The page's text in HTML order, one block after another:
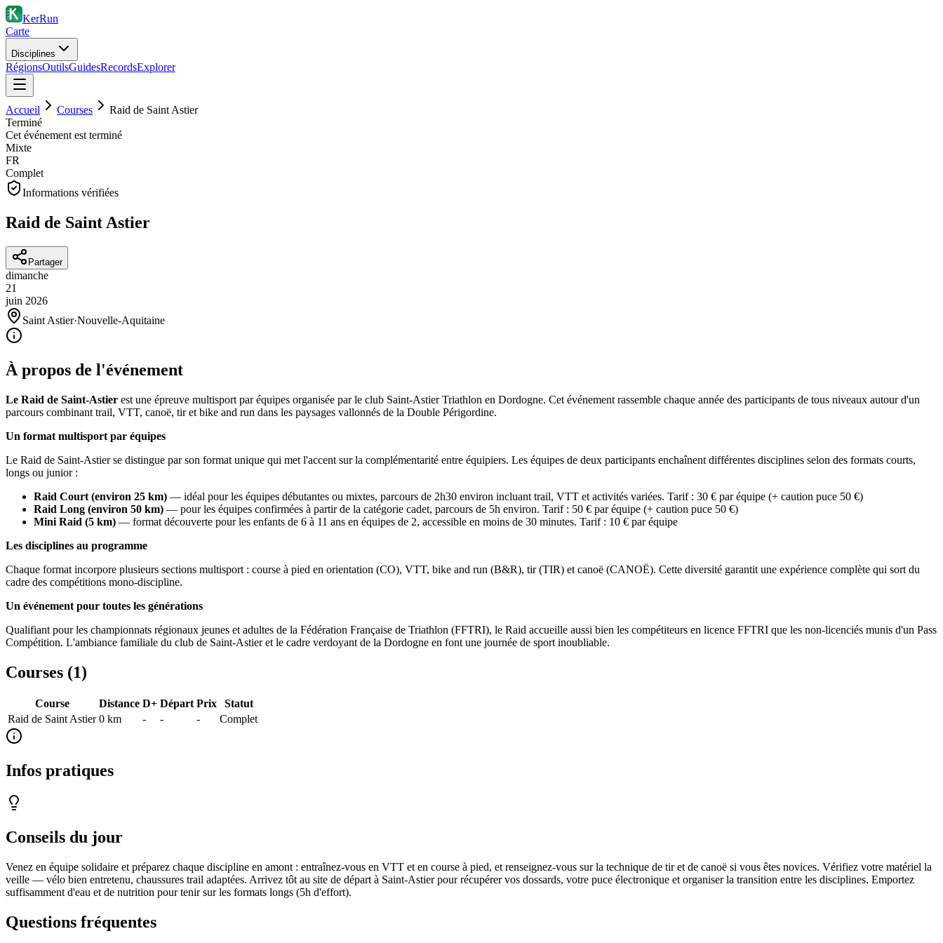
KerRun
Carte
Disciplines
RégionsOutilsGuidesRecordsExplorer
Accueil Courses
Raid de Saint Astier
Terminé
Cet événement est terminé
Mixte
FR
Complet
Informations vérifiées
Raid de Saint Astier
Partager
dimanche
21
juin 2026
Saint Astier·Nouvelle-Aquitaine
À propos de l'événement
Le Raid de Saint-Astier est une épreuve multisport par équipes organisée par le club Saint-Astier Triathlon en Dordogne. Cet événement rassemble chaque année des participants de tous niveaux autour d'un
parcours combinant trail, VTT, canoë, tir et bike and run dans les paysages vallonnés de la Double Périgordine.
Un format multisport par équipes
Le Raid de Saint-Astier se distingue par son format unique qui met l'accent sur la complémentarité entre équipiers. Les équipes de deux participants enchaînent différentes disciplines selon des formats courts,
longs ou junior :
Raid Court (environ 25 km) — idéal pour les équipes débutantes ou mixtes, parcours de 2h30 environ incluant trail, VTT et activités variées. Tarif : 30 € par équipe (+ caution puce 50 €)
Raid Long (environ 50 km) — pour les équipes confirmées à partir de la catégorie cadet, parcours de 5h environ. Tarif : 50 € par équipe (+ caution puce 50 €)
Mini Raid (5 km) — format découverte pour les enfants de 6 à 11 ans en équipes de 2, accessible en moins de 30 minutes. Tarif : 10 € par équipe
Les disciplines au programme
Chaque format incorpore plusieurs sections multisport : course à pied en orientation (CO), VTT, bike and run (B&R), tir (TIR) et canoë (CANOË). Cette diversité garantit une expérience complète qui sort du
cadre des compétitions mono-discipline.
Un événement pour toutes les générations
Qualifiant pour les championnats régionaux jeunes et adultes de la Fédération Française de Triathlon (FFTRI), le Raid accueille aussi bien les compétiteurs en licence FFTRI que les non-licenciés munis d'un Pass
Compétition. L'ambiance familiale du club de Saint-Astier et le cadre verdoyant de la Dordogne en font une journée de sport inoubliable.
Courses (1)
Course Distance D+ Départ Prix
Statut
Raid de Saint Astier 0 km - - - Complet
Infos pratiques
Conseils du jour
Venez en équipe solidaire et préparez chaque discipline en amont : entraînez-vous en VTT et en course à pied, et renseignez-vous sur la technique de tir et de canoë si vous êtes novices. Vérifiez votre matériel la
veille — vélo bien entretenu, chaussures trail adaptées. Arrivez tôt au site de départ à Saint-Astier pour récupérer vos dossards, votre puce électronique et organiser la transition entre les disciplines. Emportez
suffisamment d'eau et de nutrition pour tenir sur les formats longs (5h d'effort).
Questions fréquentes